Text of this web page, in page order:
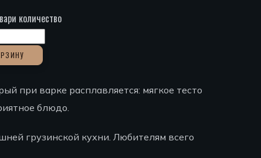
количество
при варке расплавляется: мягкое тесто
блюдо.
грузинской кухни. Любителям всего